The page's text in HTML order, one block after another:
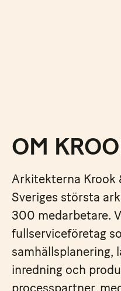
OM
Arkitekterna Krook
Sveriges största
300 medarbetare.
fullserviceföretag
samhällsplanering,
inredning och
processpartner,